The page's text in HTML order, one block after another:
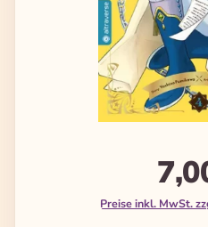
Preise inkl. MwSt.